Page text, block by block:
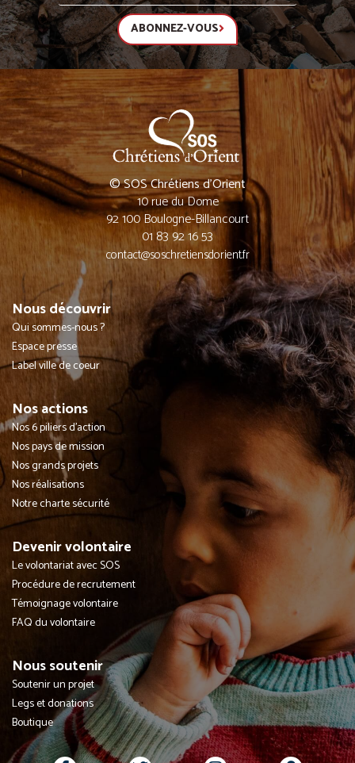
ABONNEZ-VOUS
© SOS Chrétiens d’Orient
10 rue du Dome
92 100 Boulogne-Billancourt
01 83 92 16 53
contact@soschretiensdorient.fr
Nous découvrir
Qui sommes-nous ?
Espace presse
Label ville de coeur
Nos actions
Nos 6 piliers d'action
Nos pays de mission
Nos grands projets
Nos réalisations
Notre charte sécurité
Devenir volontaire
Le volontariat avec SOS
Procédure de recrutement
Témoignage volontaire
FAQ du volontaire
Nous soutenir
Soutenir un projet
Legs et donations
Boutique